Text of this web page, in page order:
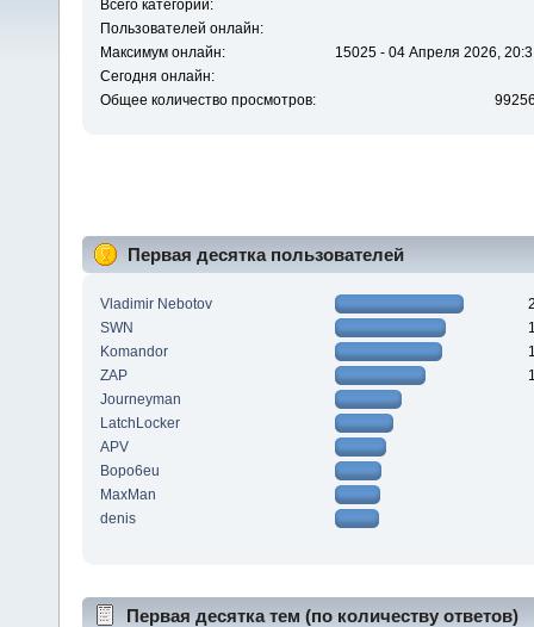
Всего категорий:
Пользователей онлайн:
Максимум онлайн:
15025 - 04 Апреля 2026,
Сегодня онлайн:
Общее количество просмотров:
Первая десятка пользователей
Vladimir Nebotov
SWN
Komandor
ZAP
Journeyman
LatchLocker
APV
Bopo6eu
MaxMan
denis
Первая десятка тем (по количеству ответов)